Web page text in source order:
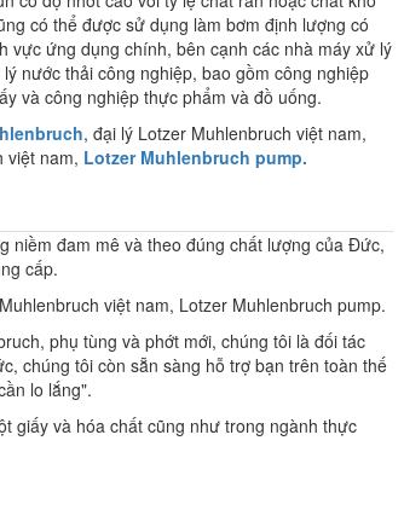
có thể được sử dụng làm bơm định lượng có
vực ứng dụng chính, bên cạnh các nhà máy xử lý
nước thải công nghiệp, bao gồm công nghiệp
và công nghiệp thực phẩm và đồ uống.
, đại lý Lotzer Muhlenbruch việt nam,
việt nam, Lotzer Muhlenbruch pump.
niềm đam mê và theo đúng chất lượng của Đức,
cấp.
việt nam, Lotzer Muhlenbruch pump.
phụ tùng và phớt mới, chúng tôi là đối tác
chúng tôi còn sẵn sàng hỗ trợ bạn trên toàn thế
lo lắng".
giấy và hóa chất cũng như trong ngành thực